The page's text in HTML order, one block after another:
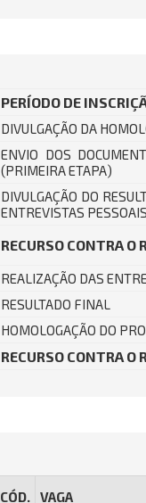
PERÍODO DE
DIVULGAÇÃO DA
ENVIO DOS
(PRIMEIRA ETAPA)
DIVULGAÇÃO DO
ENTREVISTAS PESSOAIS
RECURSO CONTRA O
REALIZAÇÃO DAS
RESULTADO FINAL
HOMOLOGAÇÃO DO
RECURSO CONTRA
CÓD. VAGA